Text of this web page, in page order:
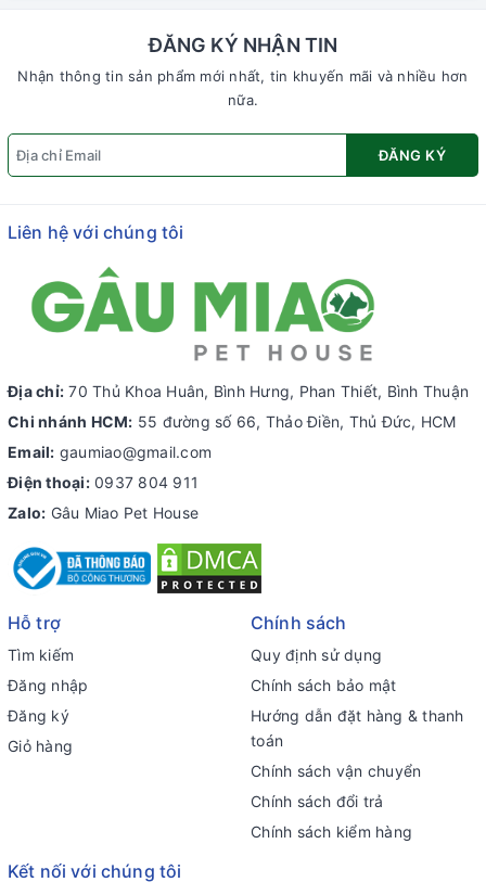
ĐĂNG KÝ NHẬN TIN
Nhận thông tin sản phẩm mới nhất, tin khuyến mãi và nhiều hơn
nữa.
ĐĂNG KÝ
Liên hệ với chúng tôi
Địa chỉ: 70 Thủ Khoa Huân, Bình Hưng, Phan Thiết, Bình Thuận
Chi nhánh HCM: 55 đường số 66, Thảo Điền, Thủ Đức, HCM
Email: gaumiao@gmail.com
Điện thoại: 0937 804 911
Zalo: Gâu Miao Pet House
Hỗ trợ
Tìm kiếm
Đăng nhập
Đăng ký
Giỏ hàng
Chính sách
Quy định sử dụng
Chính sách bảo mật
Hướng dẫn đặt hàng & thanh
toán
Chính sách vận chuyển
Chính sách đổi trả
Chính sách kiểm hàng
Kết nối với chúng tôi